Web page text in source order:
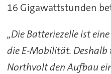
16 Gigawattstunden
„Die Batteriezelle ist
die E-Mobilität.
Northvolt den Aufbau